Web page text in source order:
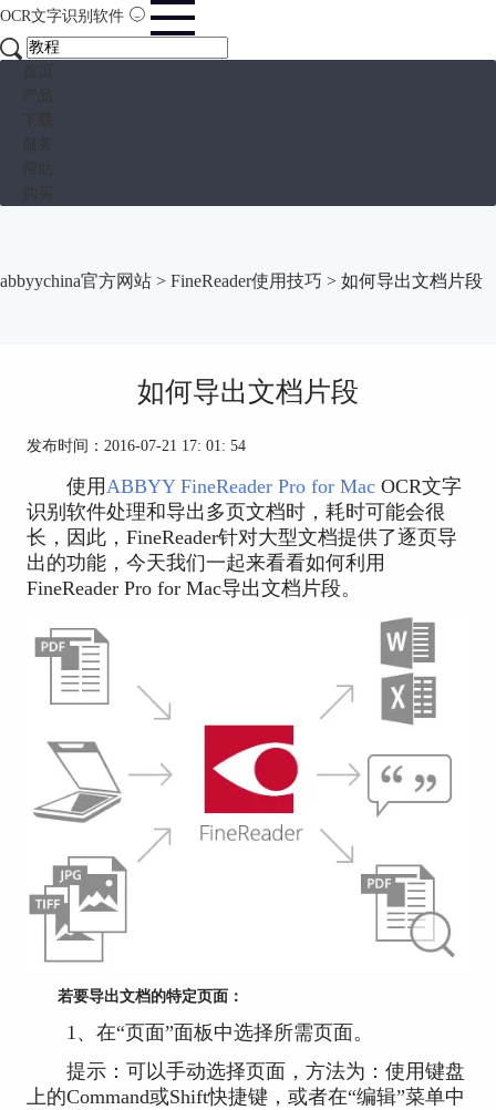
OCR文字识别软件
abbyychina官方网站 > FineReader使用技巧 > 如何导出文档片段
如何导出文档片段
发布时间：2016-07-21 17: 01: 54
使用 ABBYY FineReader Pro for MacOCR文字
识别软件处理和导出多页文档时，耗时可能会很
长，因此，FineReader针对大型文档提供了逐页导
出的功能，今天我们一起来看看如何利用
FineReader Pro for Mac导出文档片段。
若要导出文档的特定页面：
1、在“页面”面板中选择所需页面。
提示：可以手动选择页面，方法为：使用键盘
上的Command或Shift快捷键，或者在“编辑”菜单中